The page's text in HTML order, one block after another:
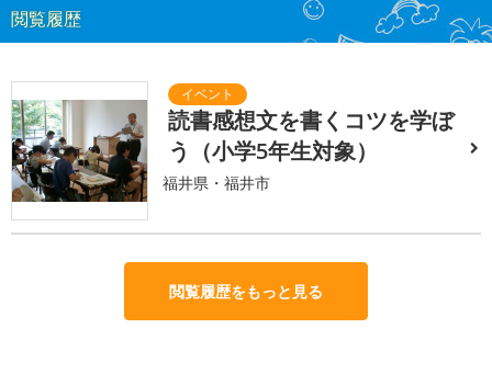
閲覧履歴
読書感想文を書くコツを学ぼ
う（小学5年生対象）
福井県・福井市
閲覧履歴をもっと見る